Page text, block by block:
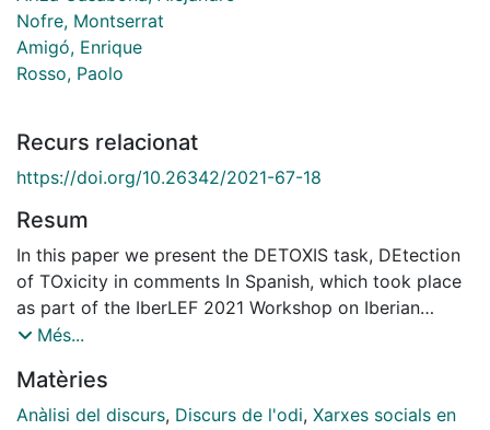
Nofre, Montserrat
Amigó, Enrique
Rosso, Paolo
Recurs relacionat
https://doi.org/10.26342/2021-67-18
Resum
In this paper we present the DETOXIS task, DEtection
of TOxicity in comments In Spanish, which took place
as part of the IberLEF 2021 Workshop on Iberian
Languages Evaluation Forum at the SEPLN 2021
used for training and testing the systems, the metrics
applied for their evaluation and the results obtained by
Més...
Matèries
Anàlisi del discurs, Discurs de l'odi, Xarxes socials en